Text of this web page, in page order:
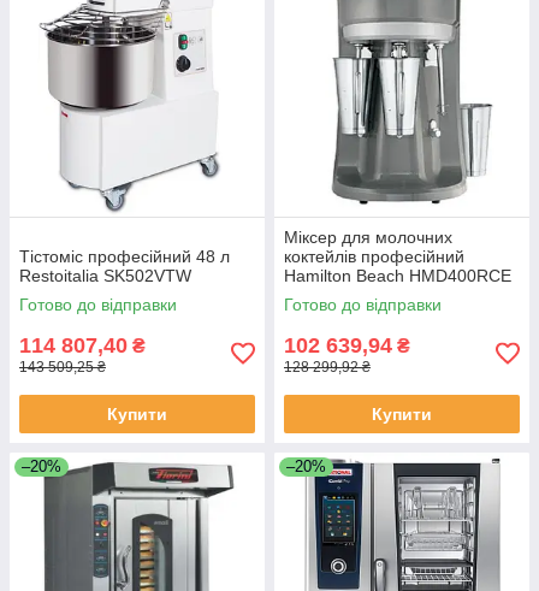
Тістоміс професійний 48 л
Restoitalia SK502VTW
Готово до відправки
114 807,40 ₴
143 509,25 ₴
Купити
Міксер для молочних
коктейлів професійний
Hamilton Beach HMD400RCE
Готово до відправки
102 639,94 ₴
128 299,92 ₴
Купити
–20% –20%